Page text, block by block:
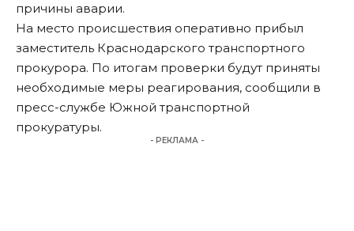
причины аварии.
На место происшествия оперативно прибыл
заместитель Краснодарского транспортного
прокурора. По итогам проверки будут приняты
необходимые меры реагирования, сообщили в
пресс-службе Южной транспортной
прокуратуры.
- РЕКЛАМА -